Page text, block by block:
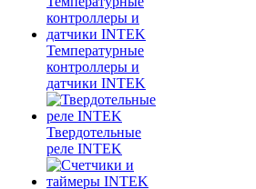
Температурные
контроллеры и
датчики INTEK
Твердотельные
реле INTEK